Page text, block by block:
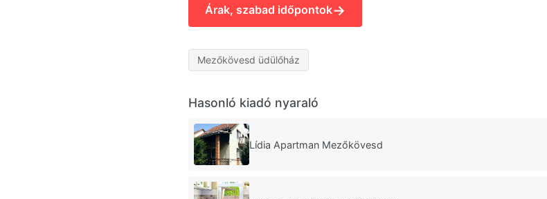
Árak, szabad időpontok→
Mezőkövesd üdülőház
Hasonló kiadó nyaraló
Lídia Apartman Mezőkövesd